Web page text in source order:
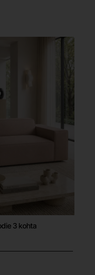
Tasuta tarne
3 kohta